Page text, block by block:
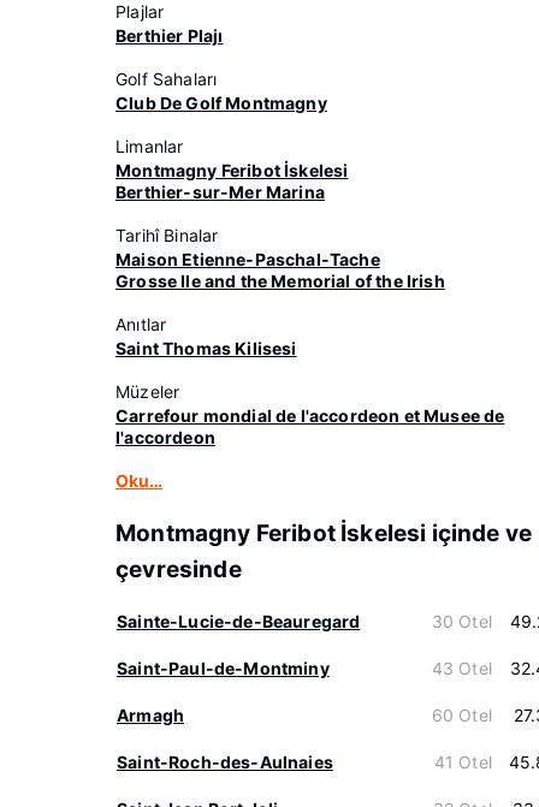
Plajlar
Berthier Plajı
Golf Sahaları
Club De Golf Montmagny
Limanlar
Montmagny Feribot İskelesi
Berthier-sur-Mer Marina
Tarihî Binalar
Maison Etienne-Paschal-Tache
Grosse Ile and the Memorial of the Irish
Anıtlar
Saint Thomas Kilisesi
Müzeler
Carrefour mondial de l'accordeon et Musee de
l'accordeon
Oku…
Montmagny Feribot İskelesi içinde ve
çevresinde
Sainte-Lucie-de-Beauregard 30 Otel
Saint-Paul-de-Montminy 43 Otel
Armagh 60 Otel
Saint-Roch-des-Aulnaies 41 Otel